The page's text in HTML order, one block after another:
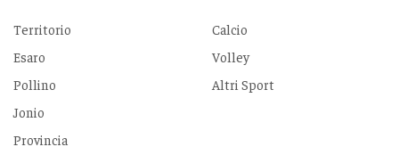
Territorio
Esaro
Pollino
Jonio
Provincia
Calcio
Volley
Altri Sport